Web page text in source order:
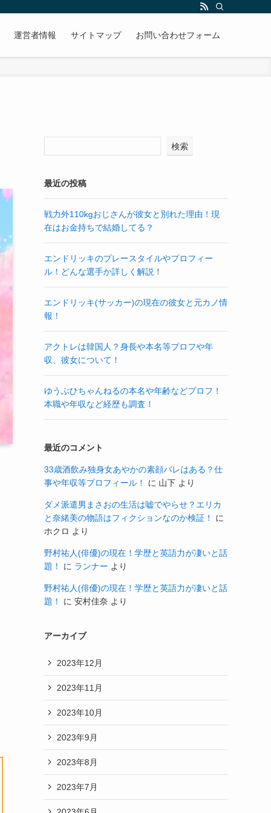
運営者情報 サイトマップ お問い合わせフォーム
検索
最近の投稿
戦力外110kgおじさんが彼女と別れた理由！現
在はお金持ちで結婚してる？
エンドリッキのプレースタイルやプロフィー
ル！どんな選手か詳しく解説！
エンドリッキ(サッカー)の現在の彼女と元カノ情
報！
アクトレは韓国人？身長や本名等プロフや年
収、彼女について！
ゆうぶひちゃんねるの本名や年齢などプロフ！
本職や年収など経歴も調査！
最近のコメント
33歳酒飲み独身女あやかの素顔バレはある？仕
事や年収等プロフィール！
に 山下 より
ダメ派遣男まさおの生活は嘘でやらせ？エリカ
と奈緒美の物語はフィクションなのか検証！
に
ホクロ より
野村祐人(俳優)の現在！学歴と英語力が凄いと話
題！
に ランナー より
野村祐人(俳優)の現在！学歴と英語力が凄いと話
題！
に 安村佳奈 より
アーカイブ
2023年12月
2023年11月
2023年10月
2023年9月
2023年8月
2023年7月